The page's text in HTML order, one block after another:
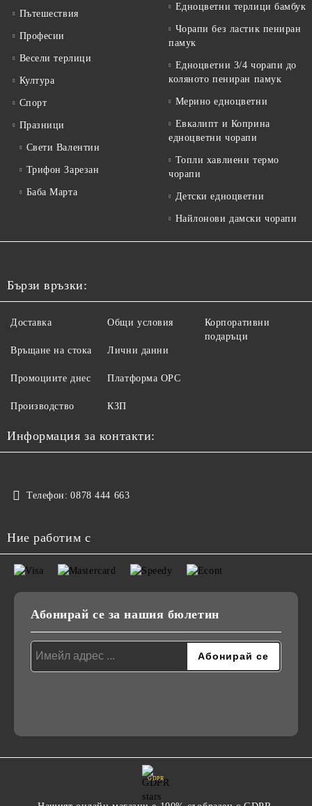
Пътешествия
Професии
Весели терлици
Култура
Спорт
Празници
Свети Валентин
Трифон Зарезан
Баба Марта
Едноцветни терлици бамбук
Чорапи без ластик пениран
памук
Едноцветни 3/4 чорапи до
коляното пениран памук
Мерино едноцветни
Евкалипт и Коприна
едноцветни чорапи
Топли хавлиени термо
чорапи
Детски едноцветни
Найлонови дамски чорапи
Бързи връзки:
Доставка
Връщане на стока
Промоциите днес
Производство
Общи условия
Лични данни
Платформа ОРС
КЗП
Корпоративни
подаръци
Информация за контакти:
Телефон: 0878 444 663
Ние работим с
Абонирай се за нашия бюлетин
GDPR